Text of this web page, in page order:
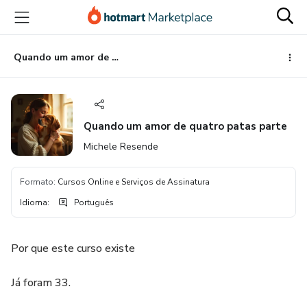
para
conteúdo
principal
para
pagamento
para
rodapé
Quando um amor de quatro patas parte
Quando um amor de quatro patas parte
Michele Resende
Formato: Cursos Online e Serviços de Assinatura
Idioma: Português
Por que este curso existe
Já foram 33.